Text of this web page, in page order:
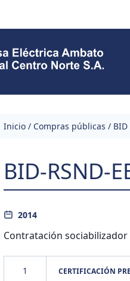
Inicio / Compras públicas / BID
BID-RSND-
2014
Contratación
1 CERTIFICACIÓN